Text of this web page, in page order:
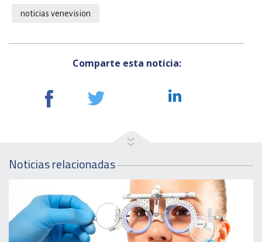
noticias venevision
Comparte esta noticia:
Noticias relacionadas